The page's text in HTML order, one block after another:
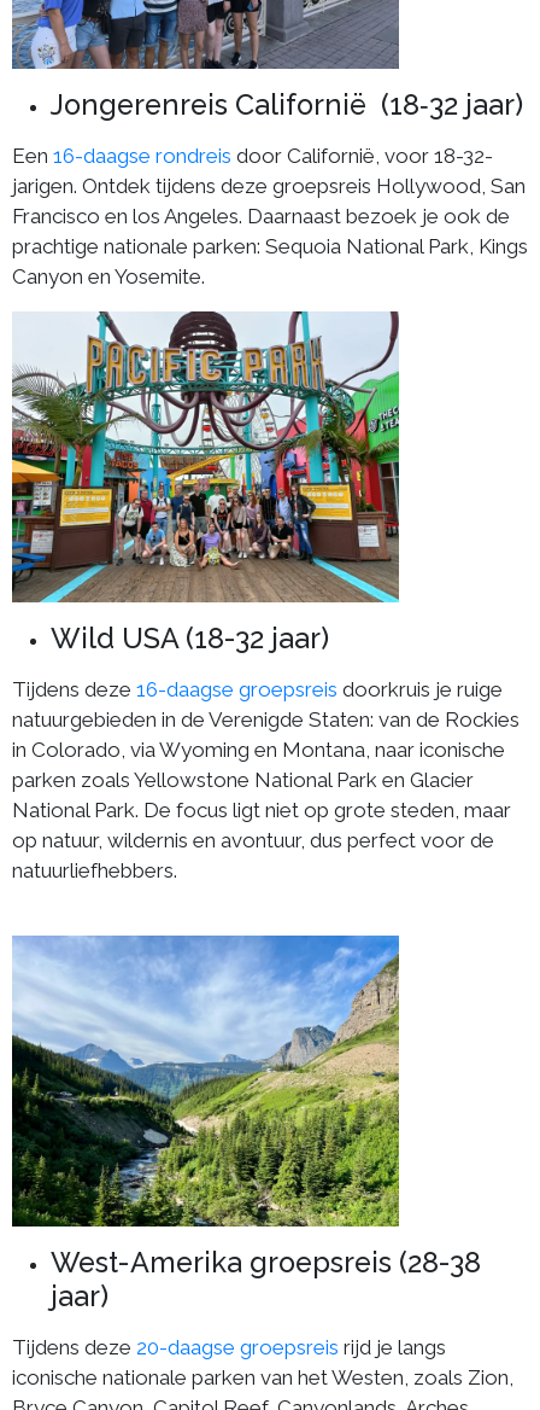
Jongerenreis Californië (18‑32 jaar)
Een 16-daagse rondreis door Californië, voor 18-32-
jarigen. Ontdek tijdens deze groepsreis Hollywood, San
Francisco en los Angeles. Daarnaast bezoek je ook de
prachtige nationale parken: Sequoia National Park, Kings
Canyon en Yosemite.
Wild USA (18-32 jaar)
Tijdens deze 16-daagse groepsreis doorkruis je ruige
natuurgebieden in de Verenigde Staten: van de Rockies
in Colorado, via Wyoming en Montana, naar iconische
parken zoals Yellowstone National Park en Glacier
National Park. De focus ligt niet op grote steden, maar
op natuur, wildernis en avontuur, dus perfect voor de
natuurliefhebbers.
West-Amerika groepsreis (28-38
jaar)
Tijdens deze 20-daagse groepsreis rijd je langs
iconische nationale parken van het Westen, zoals Zion,